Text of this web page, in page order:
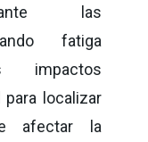
las
fatiga
impactos
localizar
afectar la